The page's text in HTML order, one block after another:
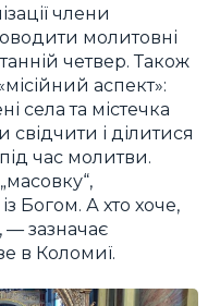
члени
молитовні
четвер. Також
аспект»:
села та містечка
свідчити і ділитися
час молитви.
Богом. А хто хоче,
— зазначає
в Коломиї.